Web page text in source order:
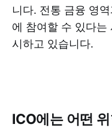
니다. 전통 금융 영
에 참여할 수 있다는
시하고 있습니다.
ICO에는 어떤